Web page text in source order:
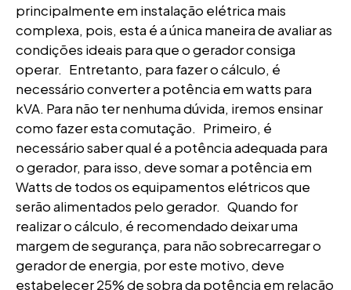
principalmente em instalação elétrica mais
complexa, pois, esta é a única maneira de avaliar as
condições ideais para que o gerador consiga
operar. Entretanto, para fazer o cálculo, é
necessário converter a potência em watts para
kVA. Para não ter nenhuma dúvida, iremos ensinar
como fazer esta comutação. Primeiro, é
necessário saber qual é a potência adequada para
o gerador, para isso, deve somar a potência em
Watts de todos os equipamentos elétricos que
serão alimentados pelo gerador. Quando for
realizar o cálculo, é recomendado deixar uma
margem de segurança, para não sobrecarregar o
gerador de energia, por este motivo, deve
estabelecer 25% de sobra da potência em relação